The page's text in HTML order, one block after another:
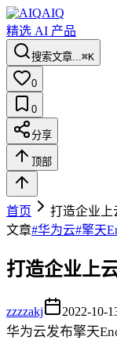
AIQ
精选 AI 产品
搜索文章...⌘K
0
0
分享
顶部
首页
打造企业上
文章#华为云#擎天
打造企业上
zzzzakj 2022-10-
华为云发布擎天